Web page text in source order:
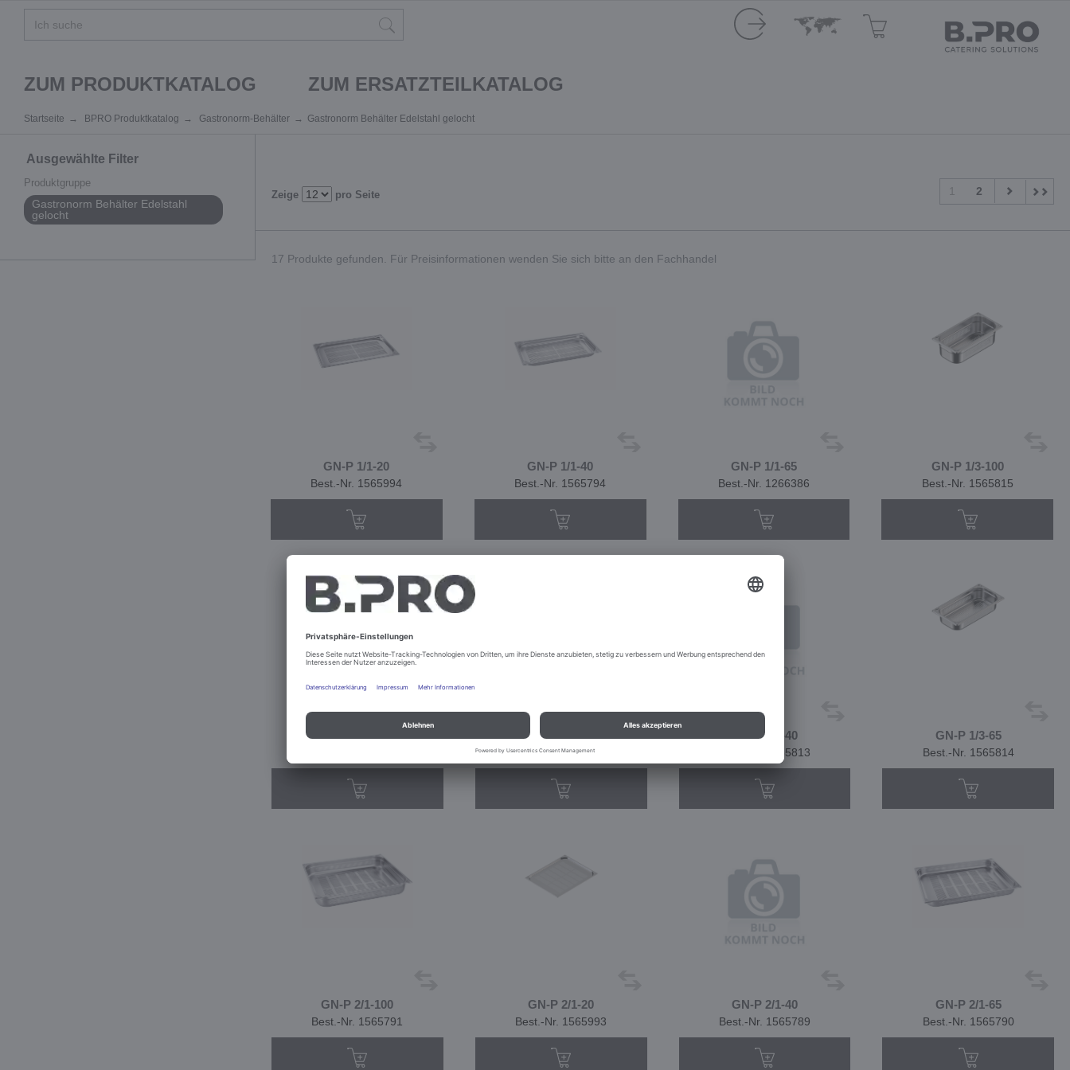
ZUM PRODUKTKATALOG ZUM ERSATZTEILKATALOG
Startseite BPRO Produktkatalog Gastronorm-Behälter Gastronorm Behälter Edelstahl gelocht
Ausgewählte Filter
Produktgruppe
Gastronorm Behälter Edelstahl
gelocht
Zeige pro Seite 2
17 Produkte gefunden. Für Preisinformationen wenden Sie sich bitte an den Fachhandel
GN-P 1/1-20
Best.-Nr. 1565994
GN-P 1/1-40
Best.-Nr. 1565794
GN-P 1/1-65
Best.-Nr. 1266386
GN-P 1/3-100
Best.-Nr. 1565815
GN-P 1/3-200
Best.-Nr. 1565817
GN-P 1/3-40
Best.-Nr. 1565813
GN-P 1/3-65
Best.-Nr. 1565814
GN-P 2/1-100
Best.-Nr. 1565791
GN-P 2/1-20
Best.-Nr. 1565993
GN-P 2/1-40
Best.-Nr. 1565789
GN-P 2/1-65
Best.-Nr. 1565790